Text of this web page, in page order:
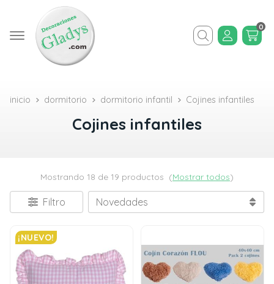
Buscar
0
inicio dormitorio dormitorio infantil Cojines infantiles
Cojines infantiles
Mostrando 18 de 19 productos (Mostrar todos)
Filtro
¡NUEVO!